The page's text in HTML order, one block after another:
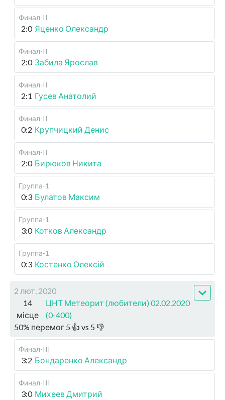
Финал-II
2:0 Яценко Олександр
Финал-II
2:0 Забила Ярослав
Финал-II
2:1 Гусев Анатолий
Финал-II
0:2 Крупчицкий Денис
Финал-II
2:0 Бирюков Никита
Группа-1
0:3 Булатов Максим
Группа-1
3:0 Котков Александр
Группа-1
0:3 Костенко Олексій
2 лют, 2020
14
місце
ЦНТ Метеорит (любители) 02.02.2020
(0-400)
50% перемог 5 👍 vs 5 👎
Финал-III
3:2 Бондаренко Александр
Финал-III
3:0 Михеев Дмитрий